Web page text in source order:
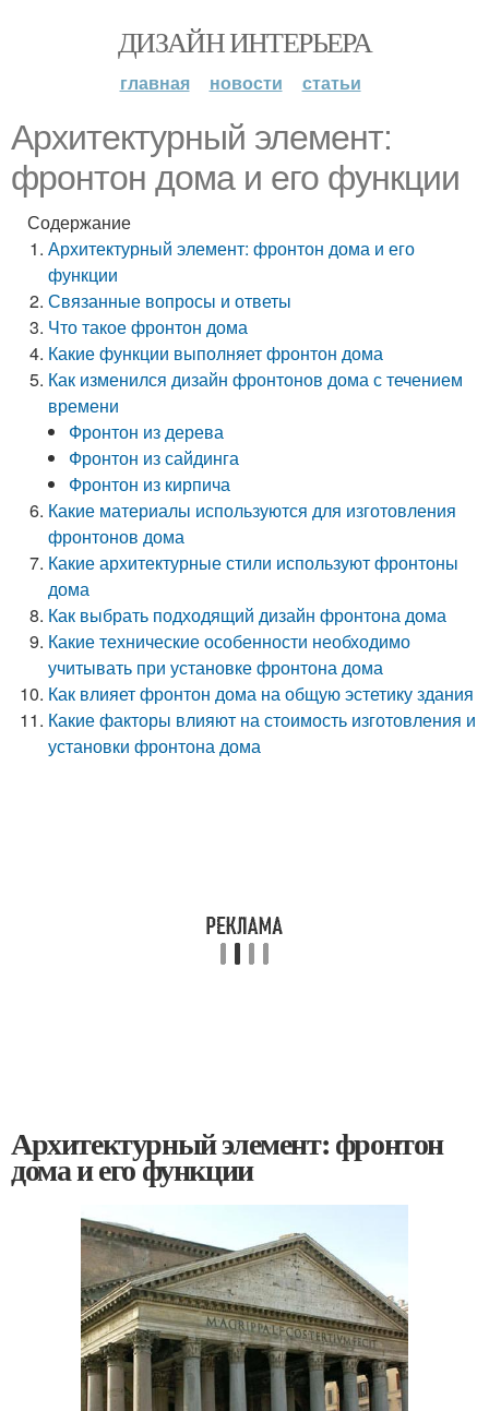
ДИЗАЙН ИНТЕРЬЕРА
главная новости статьи
Архитектурный элемент:
фронтон дома и его функции
Содержание
Архитектурный элемент: фронтон дома и его
функции
Связанные вопросы и ответы
Что такое фронтон дома
Какие функции выполняет фронтон дома
Как изменился дизайн фронтонов дома с течением
времени
Фронтон из дерева
Фронтон из сайдинга
Фронтон из кирпича
Какие материалы используются для изготовления
фронтонов дома
Какие архитектурные стили используют фронтоны
дома
Как выбрать подходящий дизайн фронтона дома
Какие технические особенности необходимо
учитывать при установке фронтона дома
Как влияет фронтон дома на общую эстетику здания
Какие факторы влияют на стоимость изготовления и
установки фронтона дома
Архитектурный элемент: фронтон
дома и его функции